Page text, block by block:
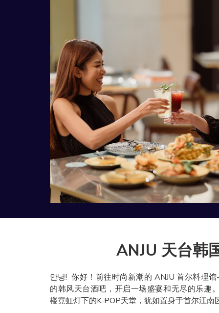
ANJU 天台韩
안녕! ​ 你好！前往时尚新潮的 ANJU 首尔料理
的韩风天台酒吧，开启一场盛宴和无尽的乐趣
楼霓虹灯下的K-POP天堂，犹如置身于首尔江南